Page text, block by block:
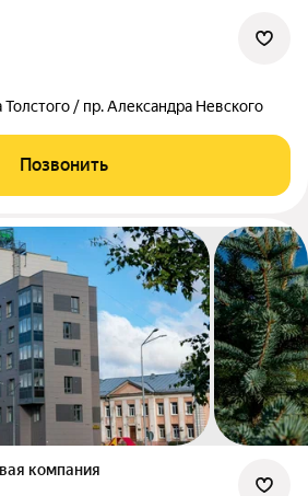
Толстого / пр. Александра Невского
Позвонить
компания